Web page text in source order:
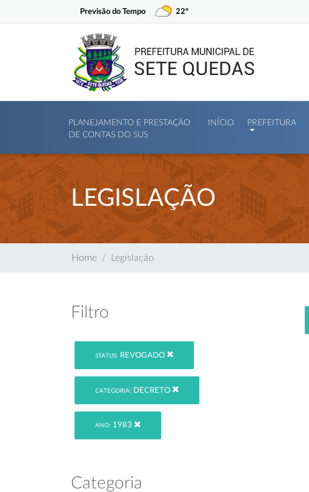
Previsão do Tempo 22º
PLANEJAMENTO E PRESTAÇÃO
DE CONTAS DO SUS
INÍCIO PREFEITURA
LEGISLAÇÃO
Home Legislação
Filtro
STATUS: REVOGADO
CATEGORIA: DECRETO
ANO: 1983
Categoria